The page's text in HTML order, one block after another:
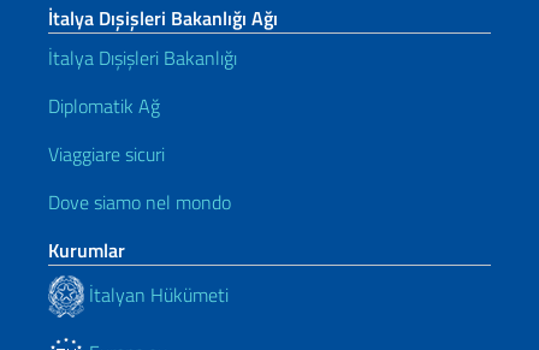
İtalya Dışişleri Bakanlığı Ağı
İtalya Dışişleri Bakanlığı
Diplomatik Ağ
Viaggiare sicuri
Dove siamo nel mondo
Kurumlar
İtalyan Hükümeti